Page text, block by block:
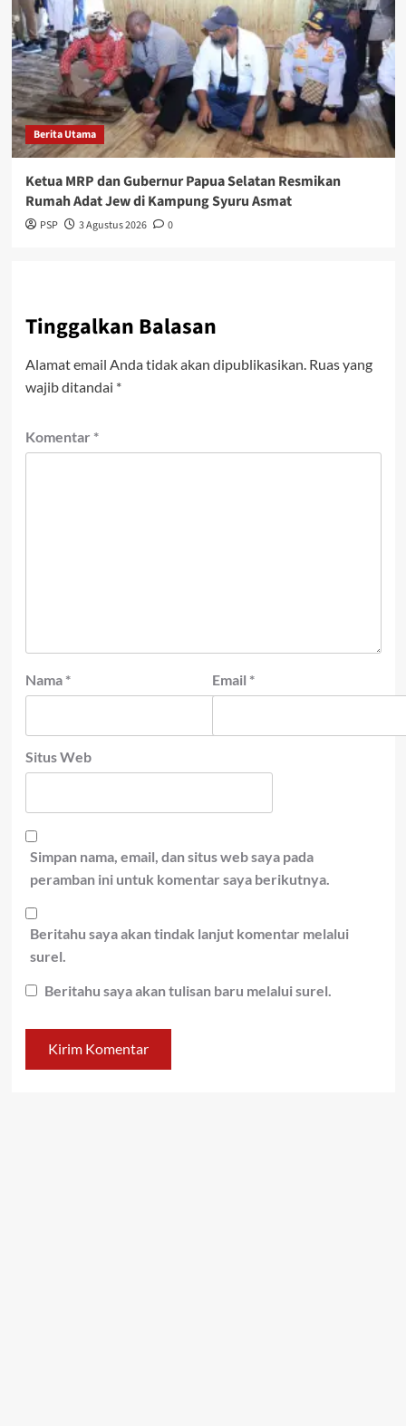
Berita Utama
Ketua MRP dan Gubernur Papua Selatan Resmikan
Rumah Adat Jew di Kampung Syuru Asmat
PSP 3 Agustus 2026 0
Tinggalkan Balasan
Alamat email Anda tidak akan dipublikasikan. Ruas yang
wajib ditandai *
Komentar *
Nama * Email *
Situs Web
Simpan nama, email, dan situs web saya pada
peramban ini untuk komentar saya berikutnya.
Beritahu saya akan tindak lanjut komentar melalui
surel.
Beritahu saya akan tulisan baru melalui surel.